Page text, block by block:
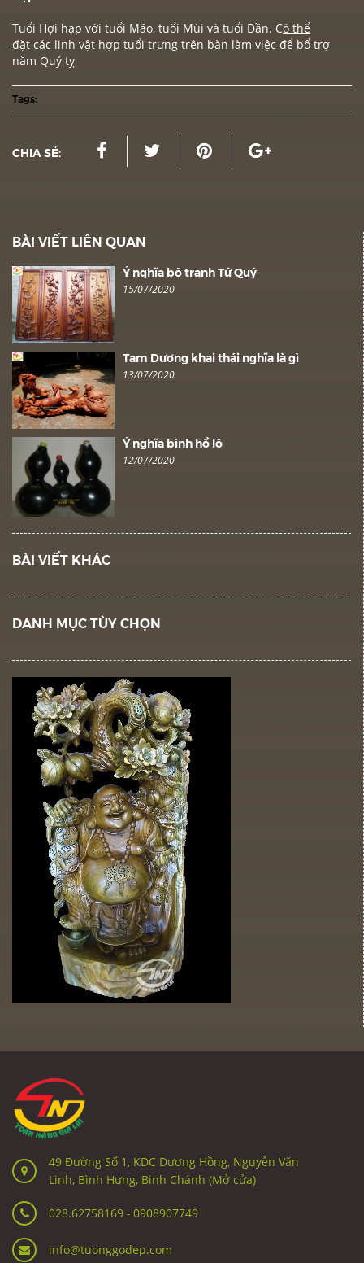
Tuổi Hợi hạp với tuổi Mão, tuổi Mùi và tuổi Dần. Có thể
đặt các linh vật hợp tuổi trưng trên bàn làm việc để bổ trợ
năm Quý tỵ
Tags:
CHIA SẺ:
BÀI VIẾT LIÊN QUAN
Ý nghĩa bộ tranh Tứ Quý
15/07/2020
Tam Dương khai thái nghĩa là gì
13/07/2020
Ý nghĩa bình hồ lô
12/07/2020
BÀI VIẾT KHÁC
DANH MỤC TÙY CHỌN
49 Đường Số 1, KDC Dương Hồng, Nguyễn Văn
Linh, Bình Hưng, Bình Chánh (Mở cửa)
028.62758169 - 0908907749
info@tuonggodep.com